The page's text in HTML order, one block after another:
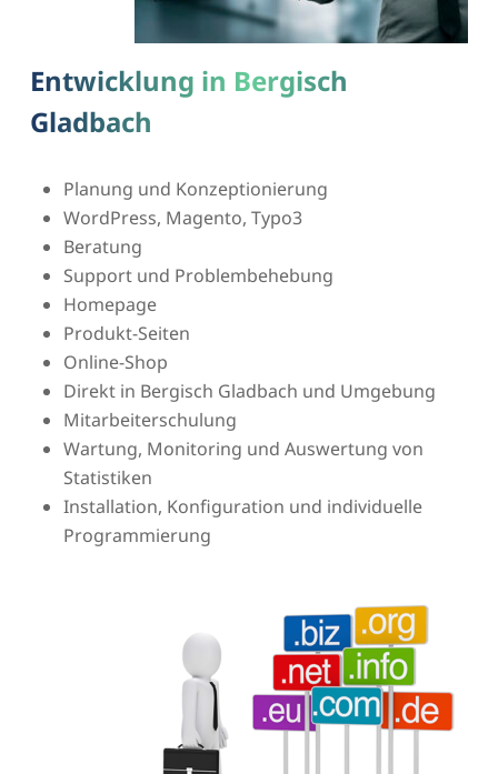
Entwicklung in Bergisch
Gladbach
Planung und Konzeptionierung
WordPress, Magento, Typo3
Beratung
Support und Problembehebung
Homepage
Produkt-Seiten
Online-Shop
Direkt in Bergisch Gladbach und Umgebung
Mitarbeiterschulung
Wartung, Monitoring und Auswertung von
Statistiken
Installation, Konfiguration und individuelle
Programmierung